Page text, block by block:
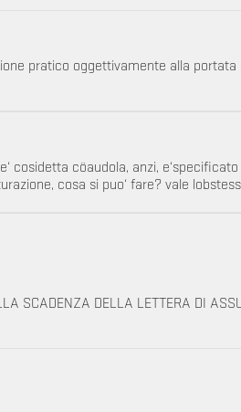
pratico oggettivamente alla
cosidetta cöaudola, anzi,
cosa si puo‘ fare? vale
SCADENZA DELLA LETTERA DI